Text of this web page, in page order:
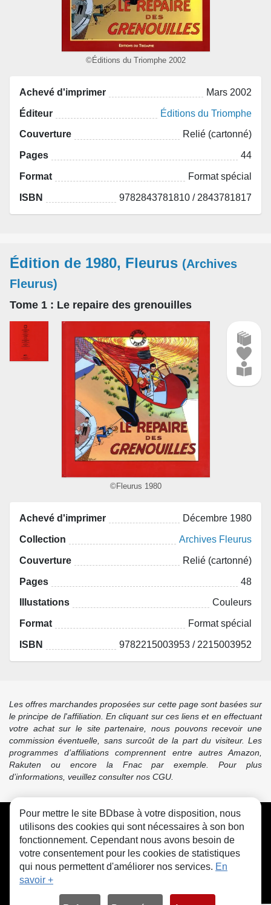
©Éditions du Triomphe 2002
Achevé d'imprimer Mars 2002
Éditeur Éditions du Triomphe
Couverture Relié (cartonné)
Pages 44
Format Format spécial
ISBN 9782843781810 / 2843781817
Édition de 1980, Fleurus (Archives
Fleurus)
Tome 1 : Le repaire des grenouilles
©Fleurus 1980
Achevé d'imprimer Décembre 1980
Collection Archives Fleurus
Couverture Relié (cartonné)
Pages 48
Illustations Couleurs
Format Format spécial
ISBN 9782215003953 / 2215003952
Les offres marchandes proposées sur cette page sont basées sur
le principe de l'affiliation. En cliquant sur ces liens et en effectuant
votre achat sur le site partenaire, nous pouvons recevoir une
commission éventuelle, sans surcoût de la part du visiteur. Les
programmes d’affiliations comprennent entre autres Amazon,
Rakuten ou encore la Fnac par exemple. Pour plus
d’informations, veuillez consulter nos CGU.
CGU FAQ Contact Cookies
Pour mettre le site BDbase à votre disposition, nous
utilisons des cookies qui sont nécessaires à son bon
fonctionnement. Cependant nous avons besoin de
votre consentement pour les cookies de statistiques
qui nous permettent d'améliorer nos services. En
savoir +